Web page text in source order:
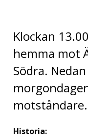
Klockan
hemma mot
Södra.
motståndare.
Historia: